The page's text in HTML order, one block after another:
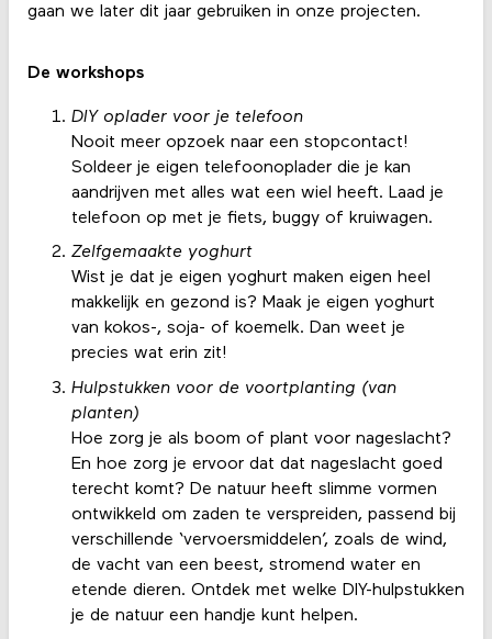
gaan we later dit jaar gebruiken in onze projecten.
De workshops
DIY oplader voor je telefoon
Nooit meer opzoek naar een stopcontact!
Soldeer je eigen telefoonoplader die je kan
aandrijven met alles wat een wiel heeft. Laad je
telefoon op met je fiets, buggy of kruiwagen.
Zelfgemaakte yoghurt
Wist je dat je eigen yoghurt maken eigen heel
makkelijk en gezond is? Maak je eigen yoghurt
van kokos-, soja- of koemelk. Dan weet je
precies wat erin zit!
Hulpstukken voor de voortplanting (van
planten)
Hoe zorg je als boom of plant voor nageslacht?
En hoe zorg je ervoor dat dat nageslacht goed
terecht komt? De natuur heeft slimme vormen
ontwikkeld om zaden te verspreiden, passend bij
verschillende ‘vervoersmiddelen’, zoals de wind,
de vacht van een beest, stromend water en
etende dieren. Ontdek met welke DIY-hulpstukken
je de natuur een handje kunt helpen.